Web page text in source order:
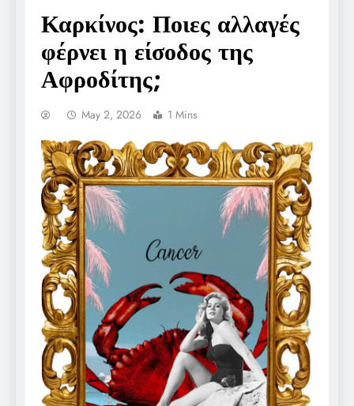
Καρκίνος: Ποιες αλλαγές
φέρνει η είσοδος της
Αφροδίτης;
May 2, 2026 1 Mins